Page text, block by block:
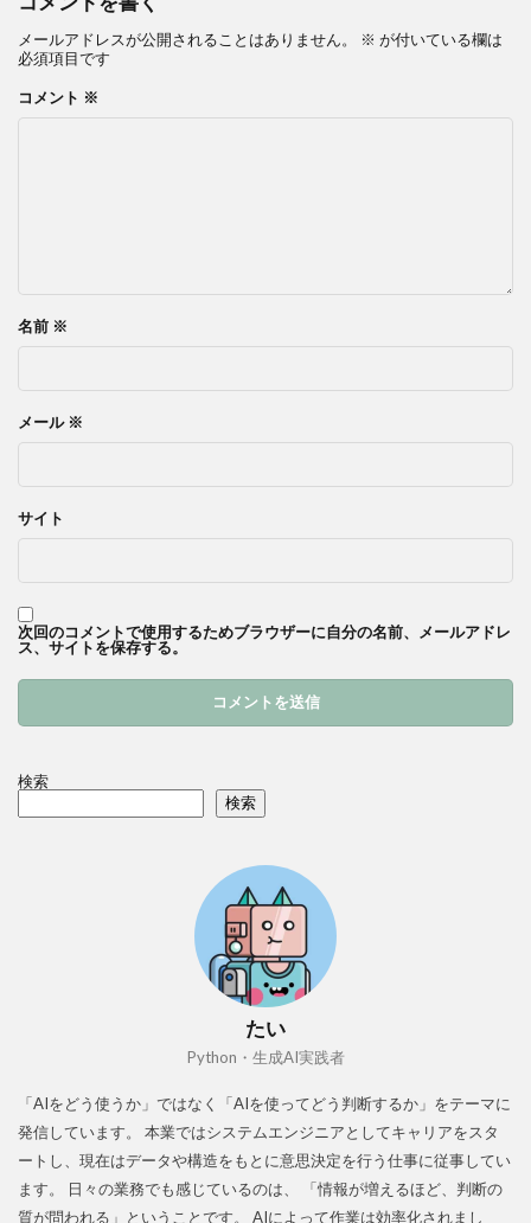
メールアドレスが公開されることはありません。 ※ が付いている欄は
必須項目です
コメント ※
名前 ※
メール ※
サイト
次回のコメントで使用するためブラウザーに自分の名前、メールアドレ
ス、サイトを保存する。
検索
検索
たい
Python・生成AI実践者
「AIをどう使うか」ではなく「AIを使ってどう判断するか」をテーマに
発信しています。 本業ではシステムエンジニアとしてキャリアをスタ
ートし、現在はデータや構造をもとに意思決定を行う仕事に従事してい
ます。 日々の業務でも感じているのは、 「情報が増えるほど、判断の
質が問われる」ということです。 AIによって作業は効率化されまし